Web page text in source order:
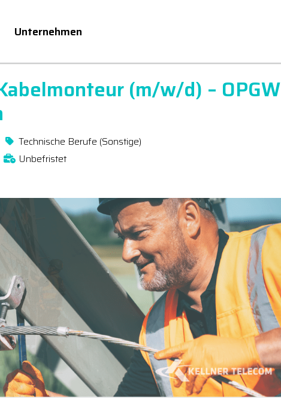
Unternehmen
(m/w/d) – OPGW
Technische Berufe (Sonstige)
Unbefristet